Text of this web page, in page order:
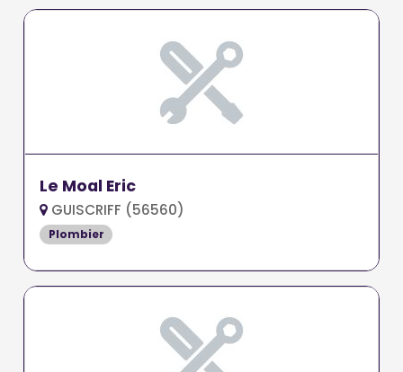
Le Moal Eric
GUISCRIFF (56560)
Plombier